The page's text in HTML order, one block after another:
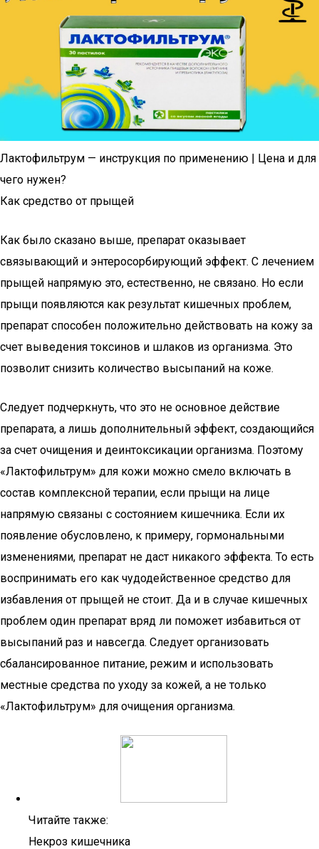
Лактофильтрум — инструкция по применению | Цена и для
чего нужен?
Как средство от прыщей
Как было сказано выше, препарат оказывает
связывающий и энтеросорбирующий эффект. С лечением
прыщей напрямую это, естественно, не связано. Но если
прыщи появляются как результат кишечных проблем,
препарат способен положительно действовать на кожу за
счет выведения токсинов и шлаков из организма. Это
позволит снизить количество высыпаний на коже.
Следует подчеркнуть, что это не основное действие
препарата, а лишь дополнительный эффект, создающийся
за счет очищения и деинтоксикации организма. Поэтому
«Лактофильтрум» для кожи можно смело включать в
состав комплексной терапии, если прыщи на лице
напрямую связаны с состоянием кишечника. Если их
появление обусловлено, к примеру, гормональными
изменениями, препарат не даст никакого эффекта. То есть
воспринимать его как чудодейственное средство для
избавления от прыщей не стоит. Да и в случае кишечных
проблем один препарат вряд ли поможет избавиться от
высыпаний раз и навсегда. Следует организовать
сбалансированное питание, режим и использовать
местные средства по уходу за кожей, а не только
«Лактофильтрум» для очищения организма.
Читайте также:
Некроз кишечника